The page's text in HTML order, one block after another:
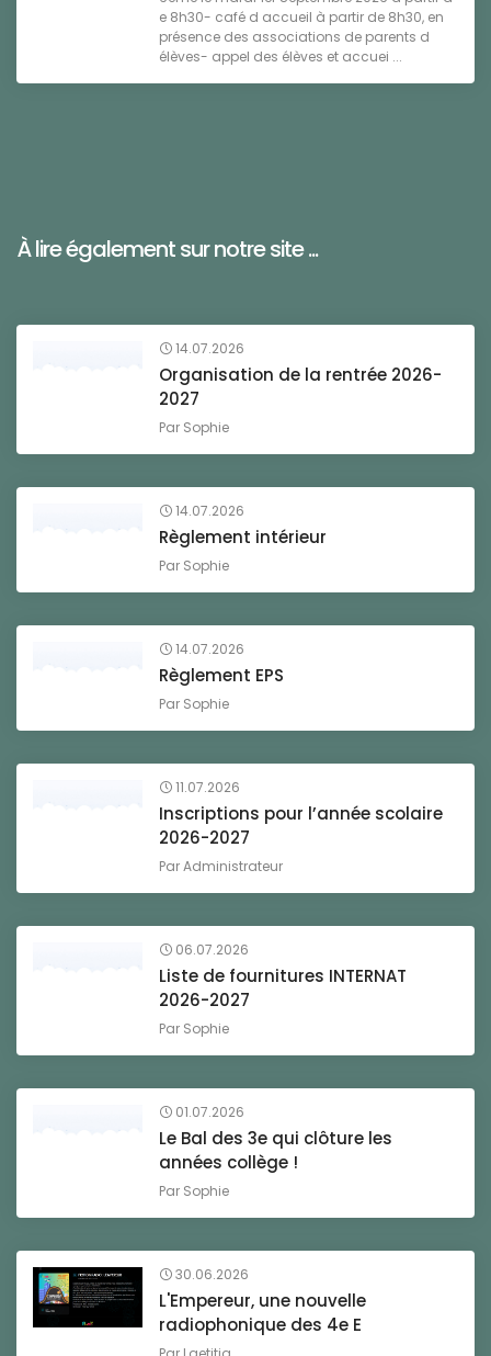
e 8h30- café d accueil à partir de 8h30, en
présence des associations de parents d
élèves- appel des élèves et accuei ...
À lire également sur notre site ...
14.07.2026
Organisation de la rentrée 2026-
2027
Par Sophie
14.07.2026
Règlement intérieur
Par Sophie
14.07.2026
Règlement EPS
Par Sophie
11.07.2026
Inscriptions pour l’année scolaire
2026-2027
ParAdministrateur
06.07.2026
Liste de fournitures INTERNAT
2026-2027
Par Sophie
01.07.2026
Le Bal des 3e qui clôture les
années collège !
Par Sophie
30.06.2026
L'Empereur, une nouvelle
radiophonique des 4e E